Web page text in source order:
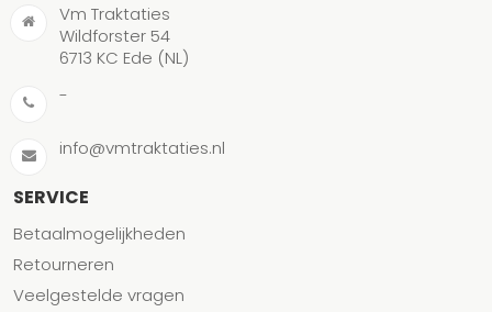
Vm Traktaties
Wildforster 54
6713 KC Ede (NL)
-
info@vmtraktaties.nl
SERVICE
Betaalmogelijkheden
Retourneren
Veelgestelde vragen